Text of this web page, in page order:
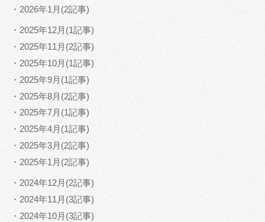
・2026年1月(2記事)
・2025年12月(1記事)
・2025年11月(2記事)
・2025年10月(1記事)
・2025年9月(1記事)
・2025年8月(2記事)
・2025年7月(1記事)
・2025年4月(1記事)
・2025年3月(2記事)
・2025年1月(2記事)
・2024年12月(2記事)
・2024年11月(3記事)
・2024年10月(3記事)